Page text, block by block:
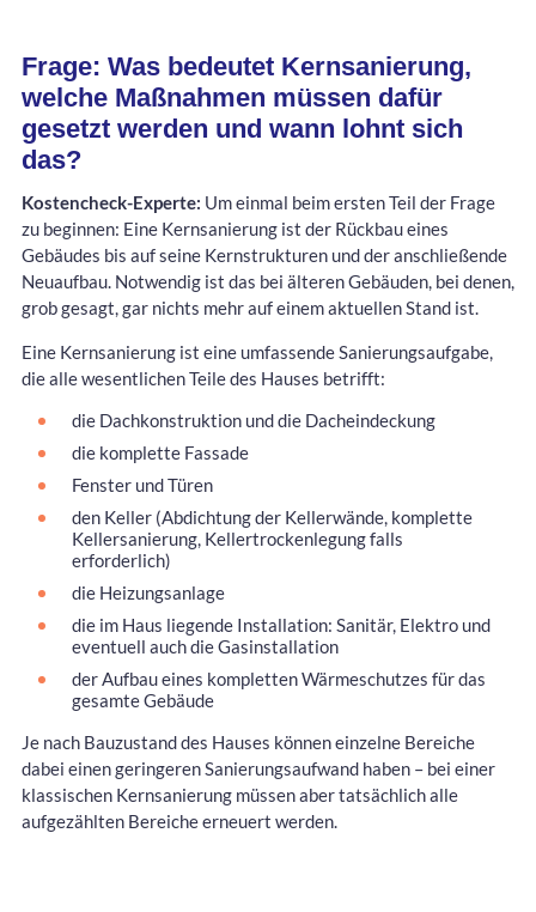
Frage: Was bedeutet Kernsanierung,
welche Maßnahmen müssen dafür
gesetzt werden und wann lohnt sich
das?
Kostencheck-Experte: Um einmal beim ersten Teil der Frage
zu beginnen: Eine Kernsanierung ist der Rückbau eines
Gebäudes bis auf seine Kernstrukturen und der anschließende
Neuaufbau. Notwendig ist das bei älteren Gebäuden, bei denen,
grob gesagt, gar nichts mehr auf einem aktuellen Stand ist.
Eine Kernsanierung ist eine umfassende Sanierungsaufgabe,
die alle wesentlichen Teile des Hauses betrifft:
die Dachkonstruktion und die Dacheindeckung
die komplette Fassade
Fenster und Türen
den Keller (Abdichtung der Kellerwände, komplette
Kellersanierung, Kellertrockenlegung falls
erforderlich)
die Heizungsanlage
die im Haus liegende Installation: Sanitär, Elektro und
eventuell auch die Gasinstallation
der Aufbau eines kompletten Wärmeschutzes für das
gesamte Gebäude
Je nach Bauzustand des Hauses können einzelne Bereiche
dabei einen geringeren Sanierungsaufwand haben – bei einer
klassischen Kernsanierung müssen aber tatsächlich alle
aufgezählten Bereiche erneuert werden.